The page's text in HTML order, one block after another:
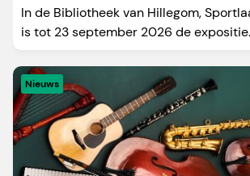
In de Bibliotheek van Hillegom,
is tot 23 september 2026 de
Nieuws